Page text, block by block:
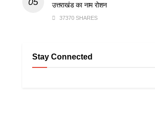
उत्तराखंड का नाम रोशन
37370 SHARES
Stay Connected